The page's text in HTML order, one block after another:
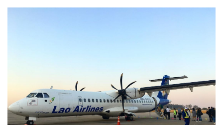
Luông Pha Băng
4. Các điểm tham
quan và hoạt động